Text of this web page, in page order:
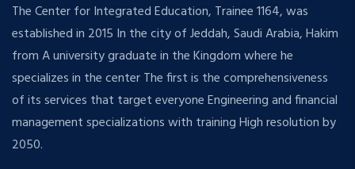
The Center for Integrated Education, Trainee 1164, was
established in 2015 In the city of Jeddah, Saudi Arabia, Hakim
from A university graduate in the Kingdom where he
specializes in the center The first is the comprehensiveness
of its services that target everyone Engineering and financial
management specializations with training High resolution by
2050.